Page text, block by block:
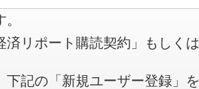
リポート購読契約」もしく
記の「新規ユーザー登録」を